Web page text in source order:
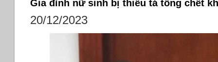
Gia đình nữ sinh bị thiếu tá tông chết
20/12/2023